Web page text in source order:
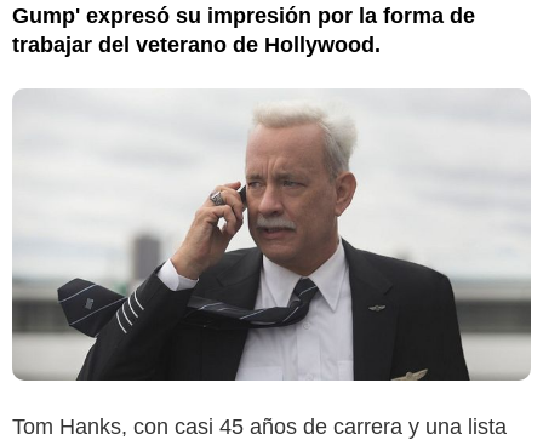
Gump' expresó su impresión por la forma de
trabajar del veterano de Hollywood.
Tom Hanks, con casi 45 años de carrera y una lista